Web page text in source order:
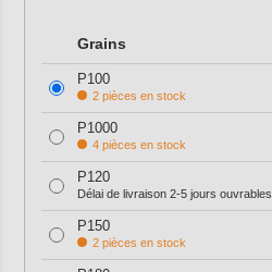
Grains
P100
2 pièces en stock
P1000
4 pièces en stock
P120
Délai de livraison 2-5 jours ouvrables
P150
2 pièces en stock